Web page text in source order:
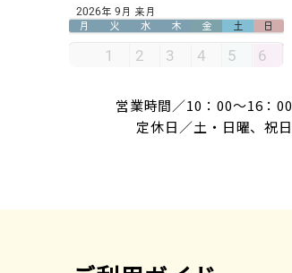
営業時間／10：00～16：00
定休日／土・日曜、祝日